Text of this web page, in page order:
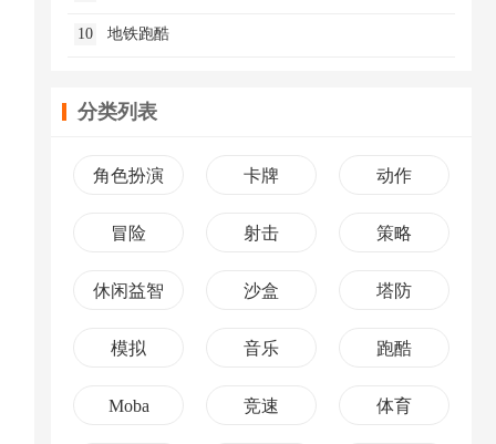
10 地铁跑酷
分类列表
角色扮演 卡牌 动作
冒险 射击 策略
休闲益智 沙盒 塔防
模拟 音乐 跑酷
Moba 竞速 体育